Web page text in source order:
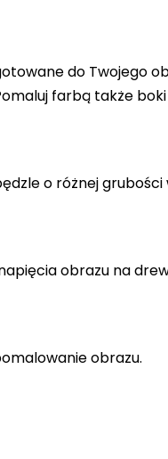
do Twojego
farbą także
o różnej
obrazu na
obrazu.